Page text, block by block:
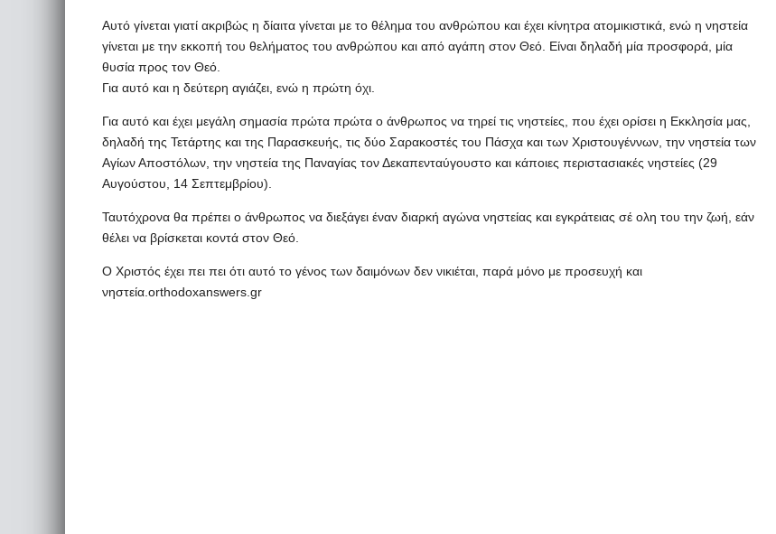
Αυτό γίνεται γιατί ακριβώς η δίαιτα γίνεται με το θέλημα του ανθρώπου και έχει κίνητρα ατομικιστικά, ενώ η νηστεία
γίνεται με την εκκοπή του θελήματος του ανθρώπου και από αγάπη στον Θεό. Είναι δηλαδή μία προσφορά, μία
θυσία προς τον Θεό.
Για αυτό και η δεύτερη αγιάζει, ενώ η πρώτη όχι.
Για αυτό και έχει μεγάλη σημασία πρώτα πρώτα ο άνθρωπος να τηρεί τις νηστείες, που έχει ορίσει η Εκκλησία μας,
δηλαδή της Τετάρτης και της Παρασκευής, τις δύο Σαρακοστές του Πάσχα και των Χριστουγέννων, την νηστεία των
Αγίων Αποστόλων, την νηστεία της Παναγίας τον Δεκαπενταύγουστο και κάποιες περιστασιακές νηστείες (29
Αυγούστου, 14 Σεπτεμβρίου).
Ταυτόχρονα θα πρέπει ο άνθρωπος να διεξάγει έναν διαρκή αγώνα νηστείας και εγκράτειας σέ ολη του την ζωή, εάν
θέλει να βρίσκεται κοντά στον Θεό.
Ο Χριστός έχει πει πει ότι αυτό το γένος των δαιμόνων δεν νικιέται, παρά μόνο με προσευχή και
νηστεία.orthodoxanswers.gr